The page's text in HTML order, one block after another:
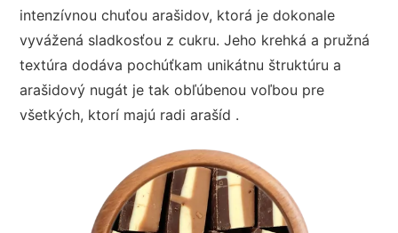
intenzívnou chuťou arašidov, ktorá je dokonale
vyvážená sladkosťou z cukru. Jeho krehká a pružná
textúra dodáva pochúťkam unikátnu štruktúru a
arašidový nugát je tak obľúbenou voľbou pre
všetkých, ktorí majú radi arašíd .